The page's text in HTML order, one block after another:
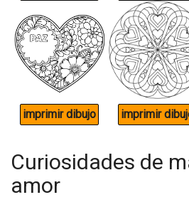
Curiosidades de
amor